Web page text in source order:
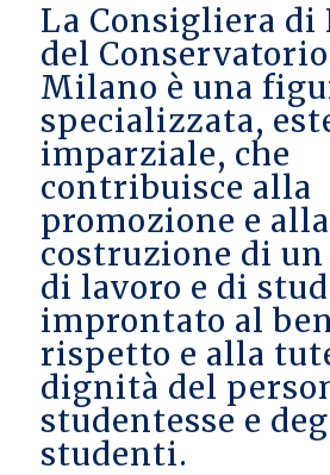
La Consigliera di
del
Milano è una
specializzata,
imparziale, che
contribuisce alla
promozione e alla
costruzione di
di lavoro e di
improntato al
rispetto e alla
dignità del
studentesse e
studenti.